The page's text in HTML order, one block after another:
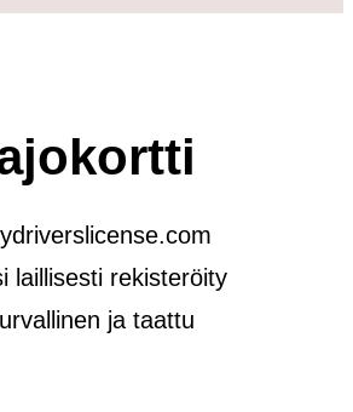
laillisesti rekisteröity
ja taattu